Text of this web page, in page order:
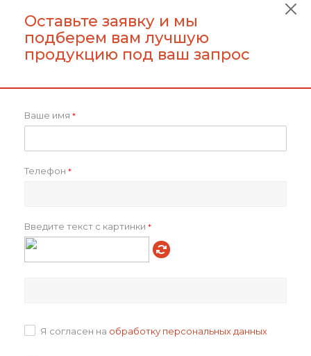
Вес брутто, г
12000.00
Объем в упаковке, см3
148500.00
Артикул товара
p_28897.50
Всего в транзите
3000
Оплата
Оставьте заявку и мы
подберем вам лучшую
продукцию под ваш запрос
Ваше имя *
Телефон *
Введите текст с картинки *
Я согласен на обработку персональных данных